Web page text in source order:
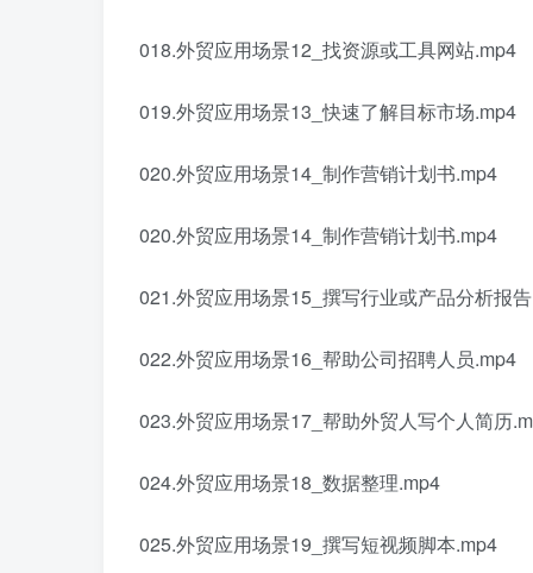
018.外贸应用场景12_找资源或工具网站.mp4
019.外贸应用场景13_快速了解目标市场.mp4
020.外贸应用场景14_制作营销计划书.mp4
020.外贸应用场景14_制作营销计划书.mp4
021.外贸应用场景15_撰写行业或产品分析报
022.外贸应用场景16_帮助公司招聘人员.mp4
023.外贸应用场景17_帮助外贸人写个人简历
024.外贸应用场景18_数据整理.mp4
025.外贸应用场景19_撰写短视频脚本.mp4